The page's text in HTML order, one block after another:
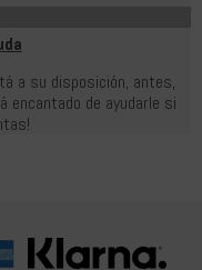
a su disposición, antes,
encantado de ayudarle si